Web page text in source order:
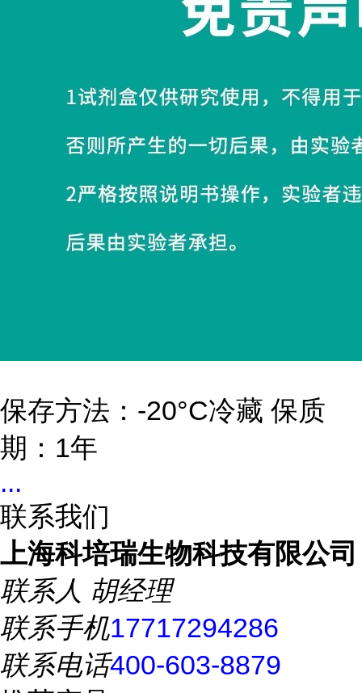
保存方法：-20°C冷藏 保质
期：1年
...
联系我们
上海科培瑞生物科技有限公司
联系人 胡经理
联系手机17717294286
联系电话400-603-8879